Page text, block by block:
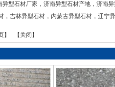
型石材厂家，济南异型石材产地，济南
， 吉林异型石材 ， 内蒙古异型石材 ， 辽宁
】 【 关闭 】